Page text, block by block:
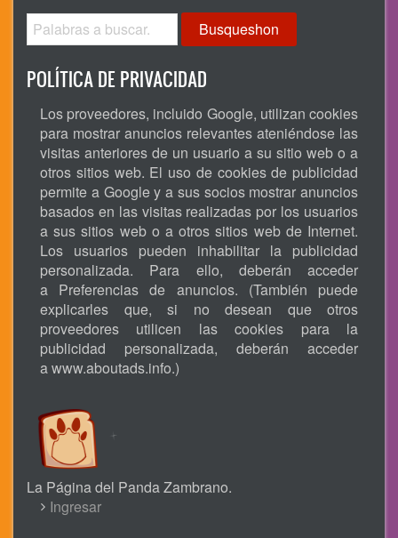
Busqueshon
POLÍTICA DE PRIVACIDAD
Los proveedores, incluido Google, utilizan cookies
para mostrar anuncios relevantes ateniéndose las
visitas anteriores de un usuario a su sitio web o a
otros sitios web. El uso de cookies de publicidad
permite a Google y a sus socios mostrar anuncios
basados en las visitas realizadas por los usuarios
a sus sitios web o a otros sitios web de Internet.
Los usuarios pueden inhabilitar la publicidad
personalizada. Para ello, deberán acceder
a Preferencias de anuncios. (También puede
explicarles que, si no desean que otros
proveedores utilicen las cookies para la
publicidad personalizada, deberán acceder
a www.aboutads.info.)
La Página del Panda Zambrano.
USERIngresar